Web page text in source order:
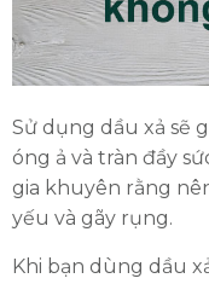
Sử dụng dầu xả sẽ
óng ả và tràn đầy
gia khuyên rằng
yếu và gãy rụng.
Khi bạn dùng dầu